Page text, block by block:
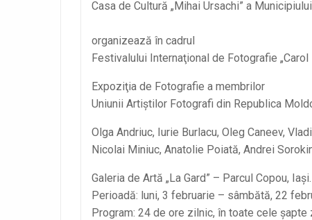
Casa de Cultură „Mihai Ursachi” a
organizează în cadrul
Festivalului Internaţional de Fotografie
Expoziţia de Fotografie a membrilor
Uniunii Artiştilor Fotografi din Republica
Olga Andriuc, Iurie Burlacu, Oleg Caneev,
Nicolai Miniuc, Anatolie Poiată, Andrei
Galeria de Artă „La Gard” – Parcul Copou, Iaşi.
Perioadă: luni, 3 februarie – sâmbătă, 22
Program: 24 de ore zilnic, în toate cele